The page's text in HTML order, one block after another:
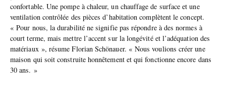
confortable. Une pompe à chaleur, un chauffage de surface et une
ventilation contrôlée des pièces d’habitation complètent le concept.
« Pour nous, la durabilité ne signifie pas répondre à des normes à
court terme, mais mettre l’accent sur la longévité et l’adéquation des
matériaux », résume Florian Schönauer. « Nous voulions créer une
maison qui soit construite honnêtement et qui fonctionne encore dans
30 ans. »